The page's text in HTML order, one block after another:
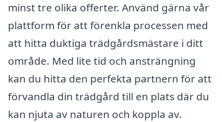
minst tre olika offerter. Använd gärna vår
plattform för att förenkla processen med
att hitta duktiga trädgårdsmästare i ditt
område. Med lite tid och ansträngning
kan du hitta den perfekta partnern för att
förvandla din trädgård till en plats där du
kan njuta av naturen och koppla av.